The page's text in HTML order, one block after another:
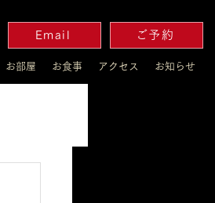
Email ご予約
お部屋 お食事 アクセス お知らせ